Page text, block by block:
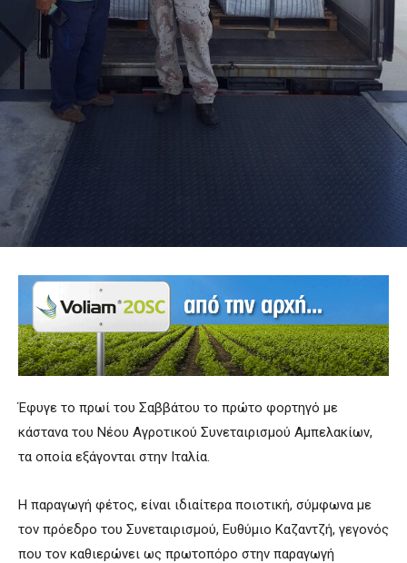
Έφυγε το πρωί του Σαββάτου το πρώτο φορτηγό με
κάστανα του Νέου Αγροτικού Συνεταιρισμού Αμπελακίων,
τα οποία εξάγονται στην Ιταλία.
Η παραγωγή φέτος, είναι ιδιαίτερα ποιοτική, σύμφωνα με
τον πρόεδρο του Συνεταιρισμού, Ευθύμιο Καζαντζή, γεγονός
που τον καθιερώνει ως πρωτοπόρο στην παραγωγή